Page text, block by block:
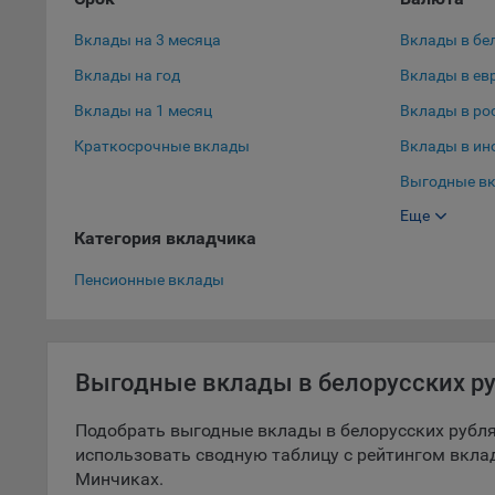
файлы
для
Вклады на 3 месяца
Вклады на год
Вклады на 1 месяц
Краткосрочные вклады
Вклады в
Вклады в
Вклады в
Вклады в
Выгодные
Выгодные
Еще
Категория вкладчика
Пенсионные вклады
Выгодные вклады в белорусских
Подобрать выгодные вклады в белорусских
использовать сводную таблицу с рейтингом
Минчиках.